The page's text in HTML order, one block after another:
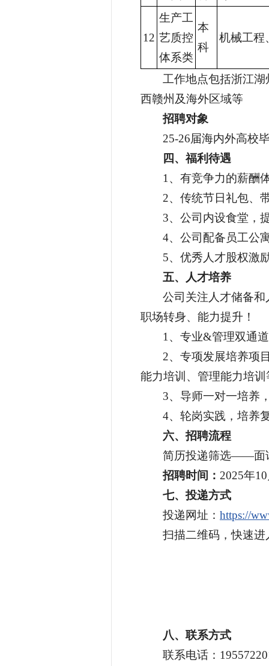
12
生产工
艺质控
体系类
本
科
机械工程
工作地点包括浙江
西赣州及海外区域等
招聘对象
25-26届海内外高校
四、福利待遇
1、有竞争力的薪酬
2、传统节日礼包、
3、公司内设食堂，
4、公司配备员工公
5、优秀人才股权激
五、人才培养
公司关注人才储备
职场转身、能力提升！
1、专业&管理双通
2、专项发展培养项
能力培训、管理能力培训
3、导师一对一培养
4、轮岗实践，培养
六、招聘流程
简历投递筛选——
招聘时间： 2025年
七、投递方式
投递网址：https://
扫描二维码，快速进
八、联系方式
联系电话：